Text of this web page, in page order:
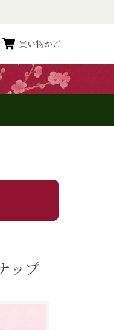
買い物かご
ップ